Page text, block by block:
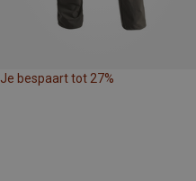
Je bespaart tot 27%